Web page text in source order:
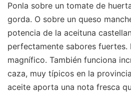
Ponla sobre un tomate de
gorda. O sobre un queso
potencia de la aceituna
perfectamente sabores fuertes.
magnífico. También funciona
caza, muy típicos en la
aceite aporta una nota fresca